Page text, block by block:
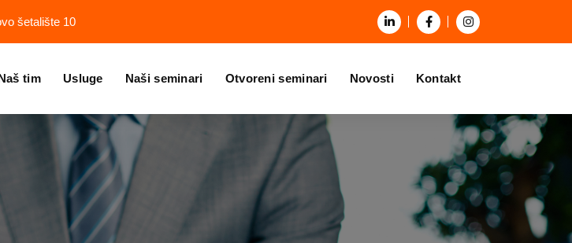
šetalište 10
tim Usluge Naši seminari Otvoreni seminari Novosti Kontakt